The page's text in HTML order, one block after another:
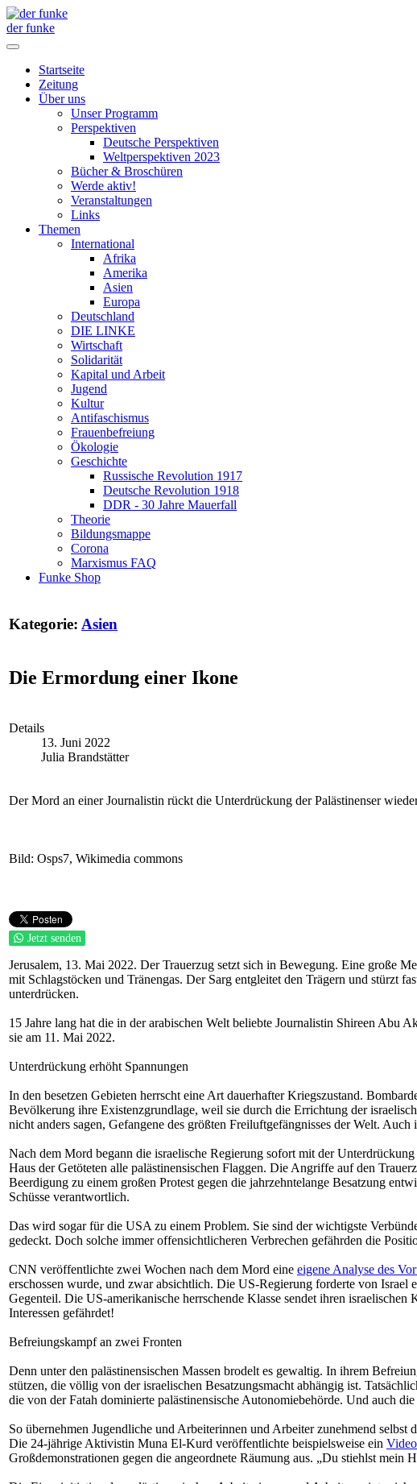
der funke
Startseite
Zeitung
Über uns
Unser Programm
Perspektiven
Deutsche Perspektiven
Weltperspektiven 2023
Bücher & Broschüren
Werde aktiv!
Veranstaltungen
Links
Themen
International
Afrika
Amerika
Asien
Europa
Deutschland
DIE LINKE
Wirtschaft
Solidarität
Kapital und Arbeit
Jugend
Kultur
Antifaschismus
Frauenbefreiung
Ökologie
Geschichte
Russische Revolution 1917
Deutsche Revolution 1918
DDR - 30 Jahre Mauerfall
Theorie
Bildungsmappe
Corona
Marxismus FAQ
Funke Shop
Kategorie: Asien
Die Ermordung einer Ikone
Details
13. Juni 2022
Julia Brandstätter
Der Mord an einer Journalistin rückt die Unterdrückung der Palästinenser
Bild: Osps7, Wikimedia commons
Jetzt senden
Jerusalem, 13. Mai 2022. Der Trauerzug setzt sich in Bewegung. Eine große
mit Schlagstöcken und Tränengas. Der Sarg entgleitet den Trägern und stürzt
unterdrücken.
15 Jahre lang hat die in der arabischen Welt beliebte Journalistin Shireen Abu
sie am 11. Mai 2022.
Unterdrückung erhöht Spannungen
In den besetzen Gebieten herrscht eine Art dauerhafter Kriegszustand.
Bevölkerung ihre Existenzgrundlage, weil sie durch die Errichtung der
nicht anders sagen, Gefangene des größten Freiluftgefängnisses der Welt.
Nach dem Mord begann die israelische Regierung sofort mit der
Haus der Getöteten alle palästinensischen Flaggen. Die Angriffe auf den
Beerdigung zu einem großen Protest gegen die jahrzehntelange Besatzung
Schüsse verantwortlich.
Das wird sogar für die USA zu einem Problem. Sie sind der wichtigste
gedeckt. Doch solche immer offensichtlicheren Verbrechen gefährden die
CNN veröffentlichte zwei Wochen nach dem Mord eine eigene Analyse des
erschossen wurde, und zwar absichtlich. Die US-Regierung forderte von
Gegenteil. Die US-amerikanische herrschende Klasse sendet ihren
Interessen gefährdet!
Befreiungskampf an zwei Fronten
Denn unter den palästinensischen Massen brodelt es gewaltig. In ihrem
stützen, die völlig von der israelischen Besatzungsmacht abhängig ist.
die von der Fatah dominierte palästinensische Autonomiebehörde. Und auch
So übernehmen Jugendliche und Arbeiterinnen und Arbeiter zunehmend
Die 24-jährige Aktivistin Muna El-Kurd veröffentlichte beispielsweise ein Video
Großdemonstrationen gegen die angeordnete Räumung aus. „Du stiehlst mein